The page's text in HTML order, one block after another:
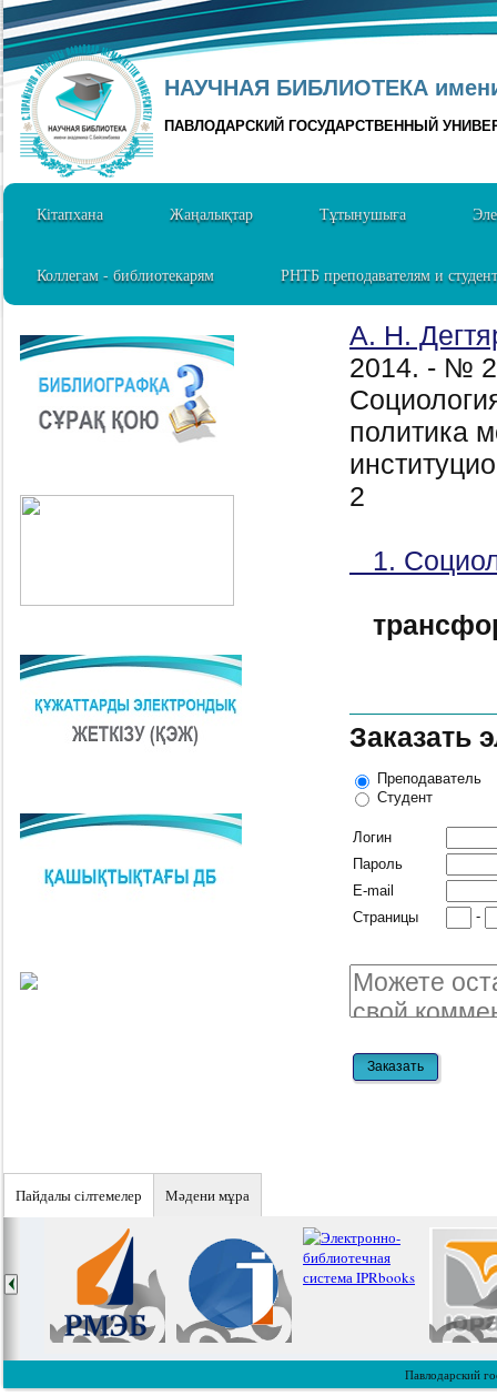
НАУЧНАЯ БИБЛИОТЕКА
ПАВЛОДАРСКИЙ ГОСУДАРСТВЕННЫЙ
Кітапхана Жаңалықтар Тұтынушыға
Коллегам - библиотекарям РНТБ преподавателям и
А. Н.
2014. - №
политика
2
1.
Заказать
Преподаватель
Студент
Логин
Пароль
E-mail
Страницы
-
Пайдалы сiлтемелер Мәдени мұра
Павлодарский